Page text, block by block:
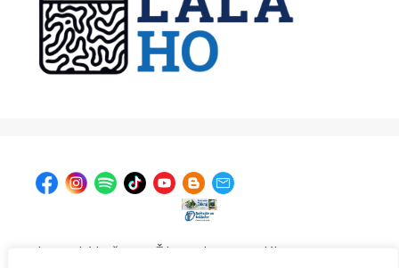
| Krajská knižnica v Žiline, Ul. A. Bernoláka 47, 011 77